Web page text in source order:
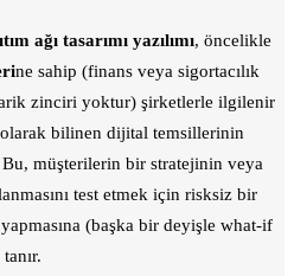
ağı tasarımı yazılımı, öncelikle
ne sahip (finans veya sigortacılık
zinciri yoktur) şirketlerle ilgilenir
bilinen dijital temsillerinin
Bu, müşterilerin bir stratejinin veya
test etmek için risksiz bir
(başka bir deyişle what-if